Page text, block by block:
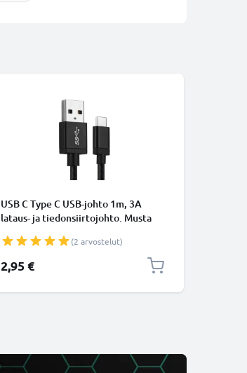
USB C Type C USB-johto 1m, 3A
lataus- ja tiedonsiirtojohto. Musta
USB-kaapeli
(2 arvostelut)
2,95 €